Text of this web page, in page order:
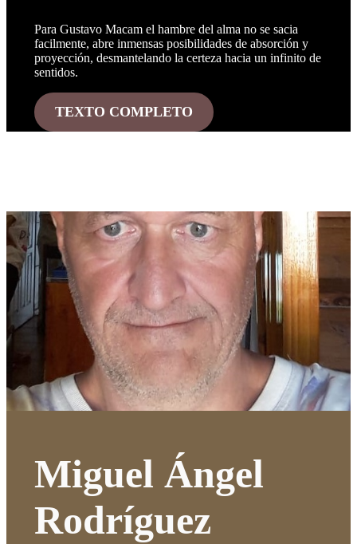
Para Gustavo Macam el hambre del alma no se sacia
facilmente, abre inmensas posibilidades de absorción y
proyección, desmantelando la certeza hacia un infinito de
sentidos.
TEXTO COMPLETO
Miguel Ángel
Rodríguez